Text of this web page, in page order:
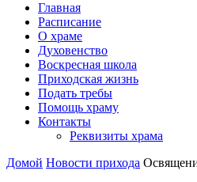
Главная
Расписание
О храме
Духовенство
Воскресная школа
Приходская жизнь
Подать требы
Помощь храму
Контакты
Реквизиты храма
Домой Новости прихода